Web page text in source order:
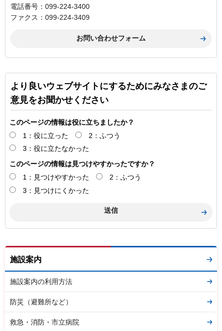
電話番号：099-224-3400
ファクス：099-224-3409
より良いウェブサイトにするためにみなさまのご
意見をお聞かせください
このページの情報は役に立ちましたか？
1：役に立った
2：ふつう
3：役に立たなかった
このページの情報は見つけやすかったですか？
1：見つけやすかった
2：ふつう
3：見つけにくかった
施設案内
施設案内の利用方法
防災（避難所など）
救急・消防・市立病院